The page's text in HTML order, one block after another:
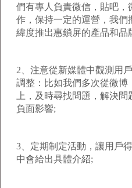
們有專人負責微信，貼吧，
作，保持一定的運營，我們
緯度推出惠鎖屏的產品和品
2、注意從新媒體中觀測用
調整：比如我們多次從微博
上，及時尋找問題，解決
負面影響;
3、定期制定活動，讓用戶
中會給出具體介紹;